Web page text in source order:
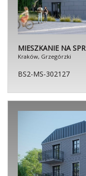
MIESZKANIE NA
Kraków, Grzegórzki
BS2-MS-302127